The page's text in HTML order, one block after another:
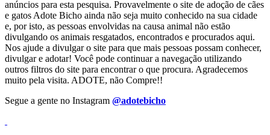
anúncios para esta pesquisa. Provavelmente o site de adoção de cães
e gatos Adote Bicho ainda não seja muito conhecido na sua cidade
e, por isto, as pessoas envolvidas na causa animal não estão
divulgando os animais resgatados, encontrados e procurados aqui.
Nos ajude a divulgar o site para que mais pessoas possam conhecer,
divulgar e adotar! Você pode continuar a navegação utilizando
outros filtros do site para encontrar o que procura. Agradecemos
muito pela visita. ADOTE, não Compre!!
Segue a gente no Instagram @adotebicho